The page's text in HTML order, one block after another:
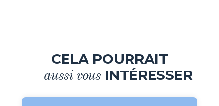
CELA POURRAIT
aussi vousINTÉRESSER